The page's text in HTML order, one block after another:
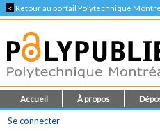
< Retour au portail Polytechnique
Accueil À propos
Se connecter